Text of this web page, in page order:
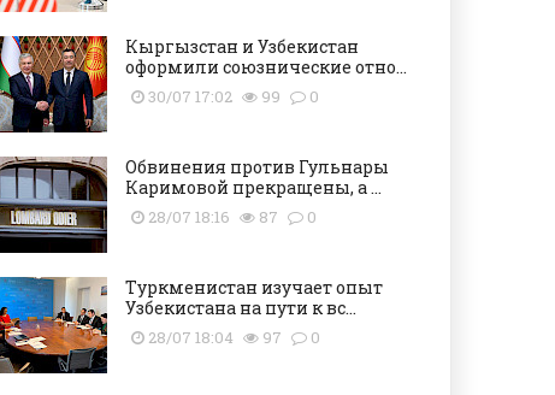
Кыргызстан и Узбекистан
оформили союзнические отно...
30/07 17:02 99 0
Обвинения против Гульнары
Каримовой прекращены, а ...
28/07 18:16 87 0
Туркменистан изучает опыт
Узбекистана на пути к вс...
28/07 18:04 97 0